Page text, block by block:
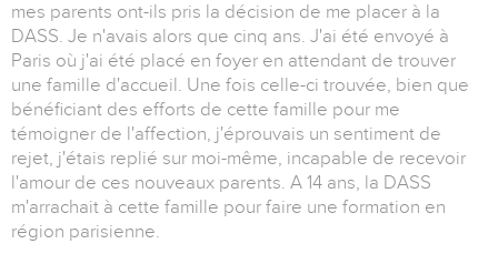
mes parents ont-ils pris la décision de me placer à la
DASS. Je n'avais alors que cinq ans. J'ai été envoyé à
Paris où j'ai été placé en foyer en attendant de trouver
une famille d'accueil. Une fois celle-ci trouvée, bien que
bénéficiant des efforts de cette famille pour me
témoigner de l'affection, j'éprouvais un sentiment de
rejet, j'étais replié sur moi-même, incapable de recevoir
l'amour de ces nouveaux parents. A 14 ans, la DASS
m'arrachait à cette famille pour faire une formation en
région parisienne.